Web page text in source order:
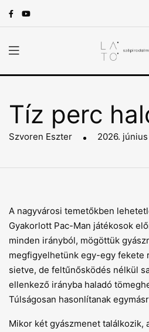
Tíz perc
Szvoren Eszter 2026. június
A nagyvárosi temetőkben
Gyakorlott Pac-Man játékosok
minden irányból, mögöttük
megfigyelhetünk egy-egy fekete
sietve, de feltűnősködés nélkül
ellenkező irányba haladó
Túlságosan hasonlítanak
Mikor két gyászmenet találkozik,